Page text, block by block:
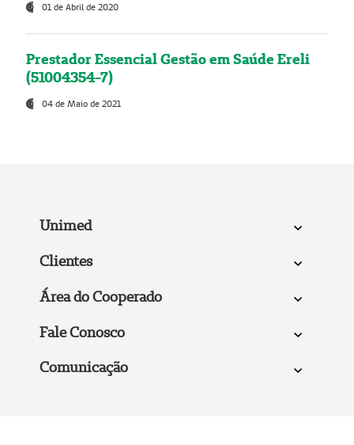
01 de Abril de 2020
Prestador Essencial Gestão em Saúde Ereli
(51004354-7)
04 de Maio de 2021
Unimed
Clientes
Área do Cooperado
Fale Conosco
Comunicação